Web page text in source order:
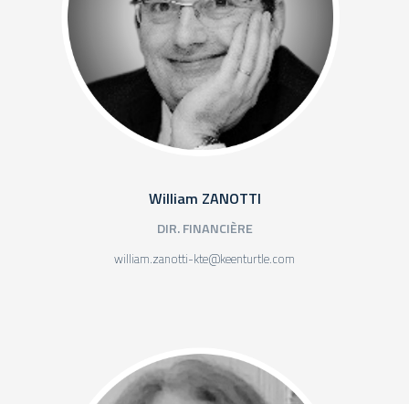
William ZANOTTI
DIR. FINANCIÈRE
william.zanotti-kte@keenturtle.com